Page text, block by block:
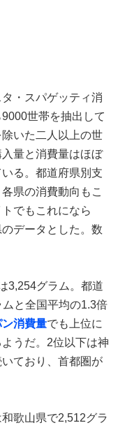
・スパゲッティ消
世帯を抽出して
いた二人以上の世
量と消費量はほぼ
る。都道府県別支
県の消費動向もこ
でもこれになら
データとした。数
3,254グラム。都道
と全国平均の1.3倍
ン消費量でも上位に
うだ。2位以下は神
ており、首都圏が
歌山県で2,512グラ